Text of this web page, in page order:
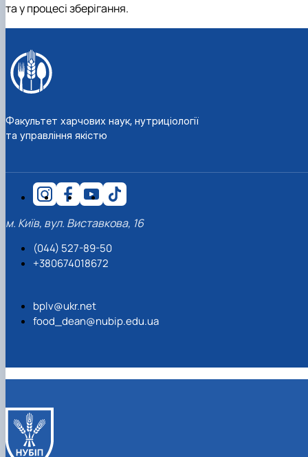
та у процесі зберігання.
Факультет харчових наук, нутриціології
та управління якістю
м. Київ, вул. Виставкова, 16
(044) 527-89-50
+380674018672
bplv@ukr.net
food_dean@nubip.edu.ua